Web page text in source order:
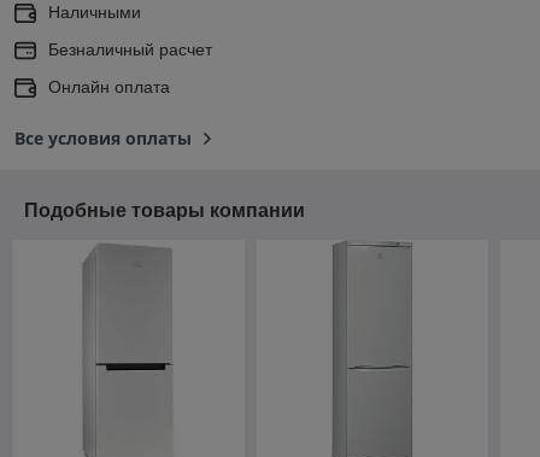
Наличными
Безналичный расчет
Онлайн оплата
Все условия оплаты
Подобные товары компании